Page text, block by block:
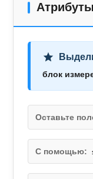
блок
Оставьте
С помощью: